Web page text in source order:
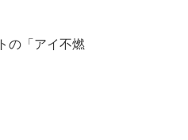
の「アイ不燃